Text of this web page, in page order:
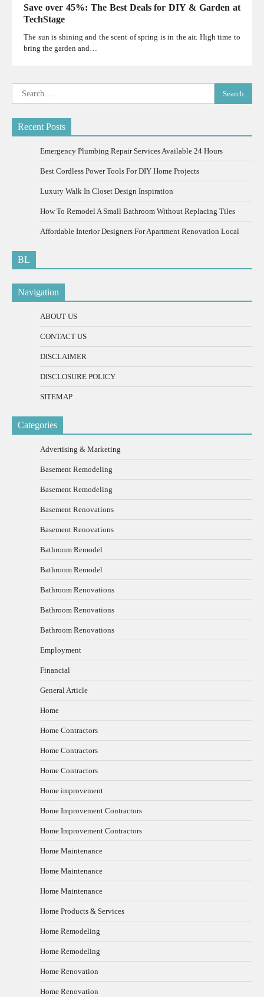
Save over 45%: The Best Deals for DIY & Garden at
TechStage
The sun is shining and the scent of spring is in the air. High time to
bring the garden and…
Search
for:
Recent Posts
Emergency Plumbing Repair Services Available 24 Hours
Best Cordless Power Tools For DIY Home Projects
Luxury Walk In Closet Design Inspiration
How To Remodel A Small Bathroom Without Replacing Tiles
Affordable Interior Designers For Apartment Renovation Local
BL
Navigation
ABOUT US
CONTACT US
DISCLAIMER
DISCLOSURE POLICY
SITEMAP
Categories
Advertising & Marketing
Basement Remodeling
Basement Remodeling
Basement Renovations
Basement Renovations
Bathroom Remodel
Bathroom Remodel
Bathroom Renovations
Bathroom Renovations
Bathroom Renovations
Employment
Financial
General Article
Home
Home Contractors
Home Contractors
Home Contractors
Home improvement
Home Improvement Contractors
Home Improvement Contractors
Home Maintenance
Home Maintenance
Home Maintenance
Home Products & Services
Home Remodeling
Home Remodeling
Home Renovation
Home Renovation